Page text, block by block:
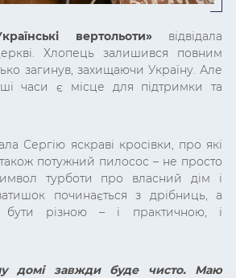
вертольоти»відвідала
Хлопець залишився повним
загинув, захищаючи Україну. Але
часи є місце для підтримки та
Сергію яскраві кросівки, про які
потужний пилосос – не просто
турботи про власний дім і
починається з дрібниць, а
бути різною – і практичною, і
домі завжди буде чисто. Маю